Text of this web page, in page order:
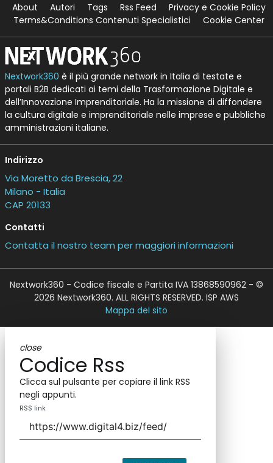
About Autori Tags Rss Feed
Privacy e Cookie Policy
Terms&Conditions Contenuti Specialistici
Cookie Center
Nextwork360 è il più grande network in Italia di testate e
portali B2B dedicati ai temi della Trasformazione Digitale e
dell’Innovazione Imprenditoriale. Ha la missione di diffondere
la cultura digitale e imprenditoriale nelle imprese e pubbliche
amministrazioni italiane.
Indirizzo
Via Moretto da Brescia, 22
Milano - Italia
CAP 20133
Contatti
Contatta il nostro team per maggiori informazioni
Nextwork360 - Codice fiscale e Partita IVA 13868590962 - ©
2026 Nextwork360. ALL RIGHTS RESERVED. ISP AWS
Mappa del sito
close
Codice Rss
Clicca sul pulsante per copiare il link RSS
negli appunti.
RSS link